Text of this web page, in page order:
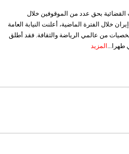
القضائية بحق عدد من الموقوفين خلال
خلال الفترة الماضية، أعلنت النيابة العامة
من عالمي الرياضة والثقافة. فقد أطلق
طهرا... المزيد